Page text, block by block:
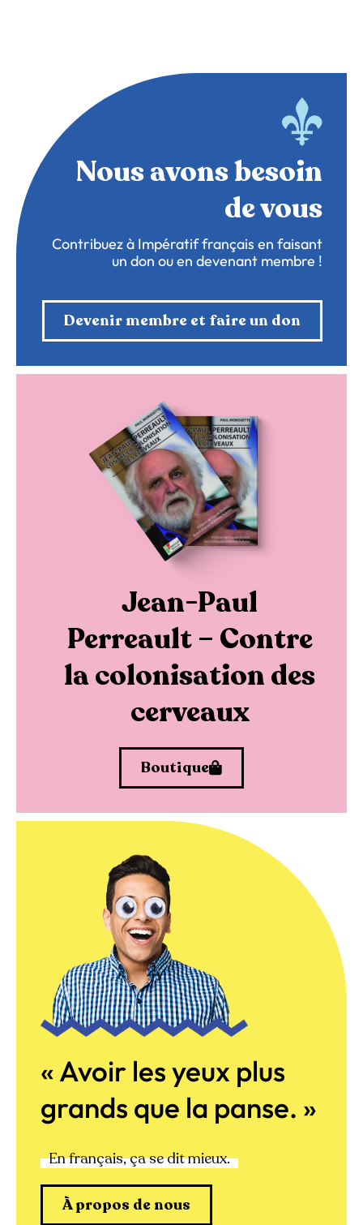
Nous avons besoin
de vous
Contribuez à Impératif français en faisant
un don ou en devenant membre !
Devenir membre et faire un don
Jean-Paul
Perreault – Contre
la colonisation des
cerveaux
Boutique
« Avoir les yeux plus
grands que la panse. »
En français, ça se dit mieux.
À propos de nous